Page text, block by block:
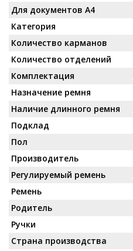
Для документов А4
Категория
Количество карманов
Количество отделений
Комплектация
Назначение ремня
Наличие длинного ремня
Подклад
Пол
Производитель
Регулируемый ремень
Ремень
Родитель
Ручки
Страна производства